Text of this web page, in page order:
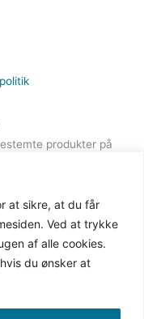
at sikre, at du får
Ved at trykke
af alle cookies.
du ønsker at
produkter på
siden.